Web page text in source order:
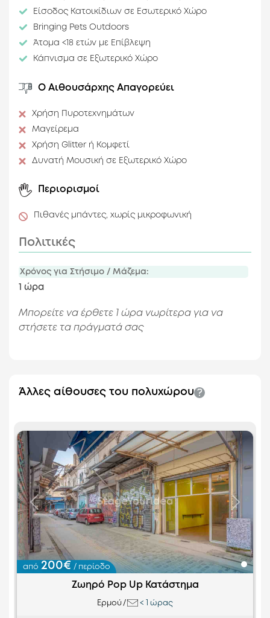
ταξί)
Κοντινή Στάση
Λεωφορείου
Ειδικές
Αστική Τοποθεσία
Επιπλωμένο
Εσωτερικός Χώρος
Covered Outdoor
Είσοδος Κατοικίδιων σε Εσωτερικό Χώρο
Bringing Pets Outdoors
Άτομα <18 ετών με Επίβλεψη
Κάπνισμα σε Εξωτερικό Χώρο
Ο Αιθουσάρχης Απαγορεύει
Χρήση Πυροτεχνημάτων
Μαγείρεμα
Χρήση Glitter ή Κομφετί
Δυνατή Μουσική σε Εξωτερικό Χώρο
Περιορισμοί
Πιθανές μπάντες, χωρίς μικροφωνική
Πολιτικές
Χρόνος για Στήσιμο / Μάζεμα:
1 ώρα
Μπορείτε να έρθετε 1 ώρα νωρίτερα για να
στήσετε τα πράγματά σας
Άλλες αίθουσες του πολυχώρου
Προηγούμενο Επόμενη
από 200€ / περίοδο
Ζωηρό Pop Up Κατάστημα
Ερμού / < 1 ώρας